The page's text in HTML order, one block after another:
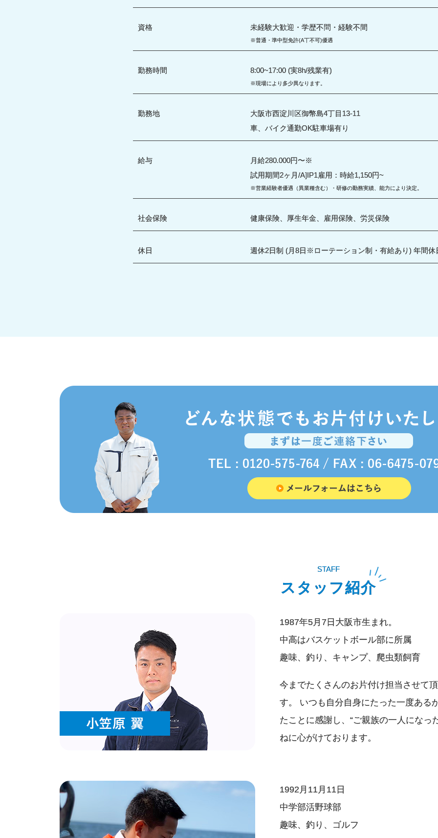
資格 未経験大歓迎・学歴不問・経験不間
※普通・準中型免許(A丅不可)優遇
勤務時間 8:00~17:00 (実8h/残業有)
※現場により多少異なります。
勤務地
大阪市西淀川区御幣島4丁目13-11
車、バイク通勤OK駐車場有り
給与
月給280.000円〜※
試用期間2ヶ月/A]IP1雇用：時給1,150円~
※営業経験者優遇（異業種含む）・研修の勤務実績、能力により決定。
社会保険 健康保険、厚生年金、雇用保険、労災保険
休日 週休2日制 (月8日※ローテーション制・有給あり) 年間休
STAFF
スタッフ紹介
1987年5月7日大阪市生まれ。
中高はバスケットボール部に所属
趣味、釣り、キャンプ、爬虫類飼育
今までたくさんのお片付け担当させて
す。 いつも自分自身にたった一度ある
たことに感謝し、“ご親族の一人になっ
ねに心がけております。
1992月11月11日
中学部活野球部
趣味、釣り、ゴルフ